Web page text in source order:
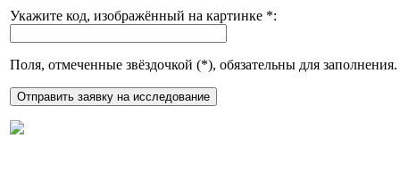
Укажите код, изображённый на картинке *:
Поля, отмеченные звёздочкой (*), обязательны для заполнения.